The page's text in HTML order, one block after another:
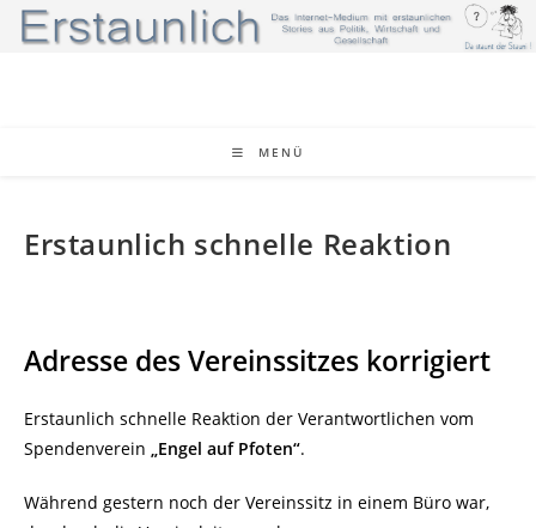
Zum
Inhalt
MENÜ
Erstaunlich schnelle Reaktion
Adresse des Vereinssitzes korrigiert
Erstaunlich schnelle Reaktion der Verantwortlichen vom
Spendenverein „Engel auf Pfoten“.
Während gestern noch der Vereinssitz in einem Büro war,